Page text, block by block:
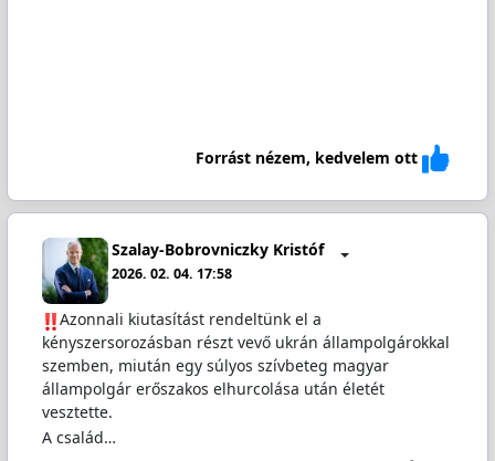
Forrást nézem, kedvelem ott
Szalay-Bobrovniczky Kristóf
2026. 02. 04. 17:58
️Azonnali kiutasítást rendeltünk el a
kényszersorozásban részt vevő ukrán állampolgárokkal
szemben, miután egy súlyos szívbeteg magyar
állampolgár erőszakos elhurcolása után életét
vesztette.
A család…